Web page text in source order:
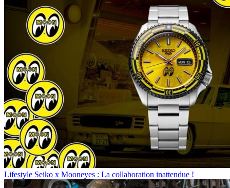
Lifestyle Seiko x Mooneyes : La collaboration inattendue !